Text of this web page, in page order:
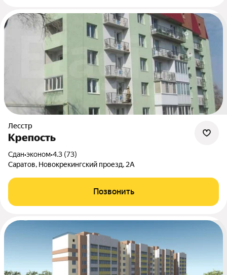
Лесстр
Крепость
Сдан•эконом•4.3 (73)
Саратов, Новокрекингский проезд, 2А
Позвонить